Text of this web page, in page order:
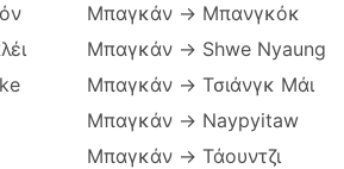
Μπαγκάν → Μπανγκόκ
Μπαγκάν → Shwe Nyaung
Μπαγκάν → Τσιάνγκ Μάι
Μπαγκάν → Naypyitaw
Μπαγκάν → Τάουντζι